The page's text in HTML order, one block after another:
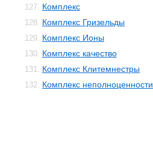
127. Комплекс
128. Комплекс Гризельды
129. Комплекс Ионы
130. Комплекс качество
131. Комплекс Клитемнестры
132. Комплекс неполноценности